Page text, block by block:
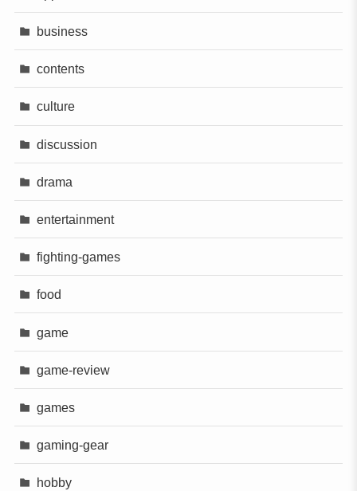
business
contents
culture
discussion
drama
entertainment
fighting-games
food
game
game-review
games
gaming-gear
hobby